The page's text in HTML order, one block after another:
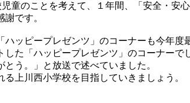
童のことを考えて、１年間、「安全・安
です。
ッピープレゼンツ」のコーナーも今年度
た「ハッピープレゼンツ」のコーナーで
う。」と放送で述べていました。
上川西小学校を目指していきましょう。